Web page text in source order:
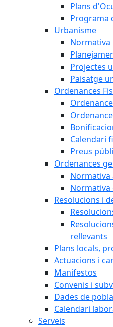
Plans
Programa
Urbanisme
Projectes
Paisatge
Ordenances
Calendari
Preus
Ordenances
Normativa
Normativa
Resolucions i
rellevants
Plans locals,
Actuacions i
Manifestos
Convenis i
Dades de
Calendari
Serveis